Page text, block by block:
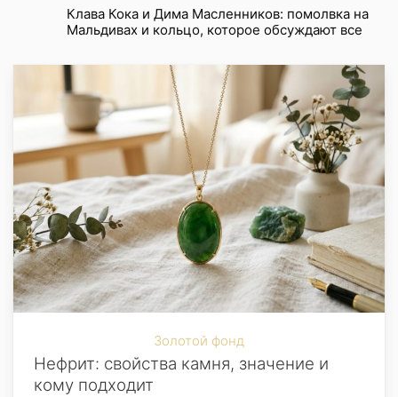
Клава Кока и Дима Масленников: помолвка на
Мальдивах и кольцо, которое обсуждают все
Золотой фонд
Нефрит: свойства камня, значение и
кому подходит